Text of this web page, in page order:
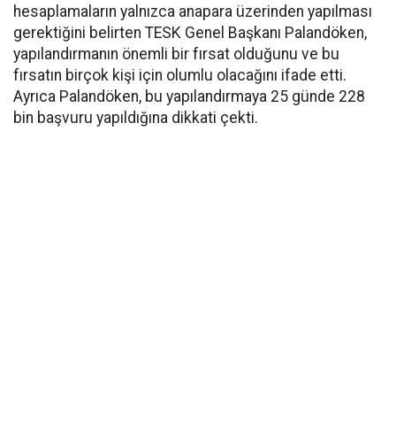
hesaplamaların yalnızca anapara üzerinden yapılması
gerektiğini belirten TESK Genel Başkanı Palandöken,
yapılandırmanın önemli bir fırsat olduğunu ve bu
fırsatın birçok kişi için olumlu olacağını ifade etti.
Ayrıca Palandöken, bu yapılandırmaya 25 günde 228
bin başvuru yapıldığına dikkati çekti.